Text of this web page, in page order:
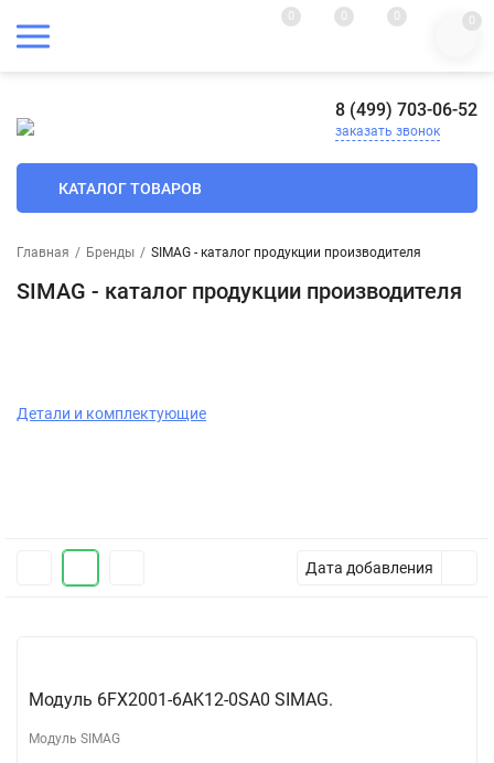
0 0 0 0
8 (499) 703-06-52
заказать звонок
КАТАЛОГ ТОВАРОВ
Главная / Бренды / SIMAG - каталог продукции производителя
SIMAG - каталог продукции производителя
Детали и комплектующие
Дата добавления
Модуль 6FX2001-6AK12-0SA0 SIMAG.
Модуль SIMAG